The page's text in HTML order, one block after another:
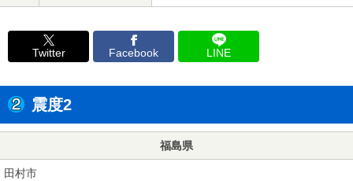
Twitter Facebook LINE
震度2
福島県
田村市